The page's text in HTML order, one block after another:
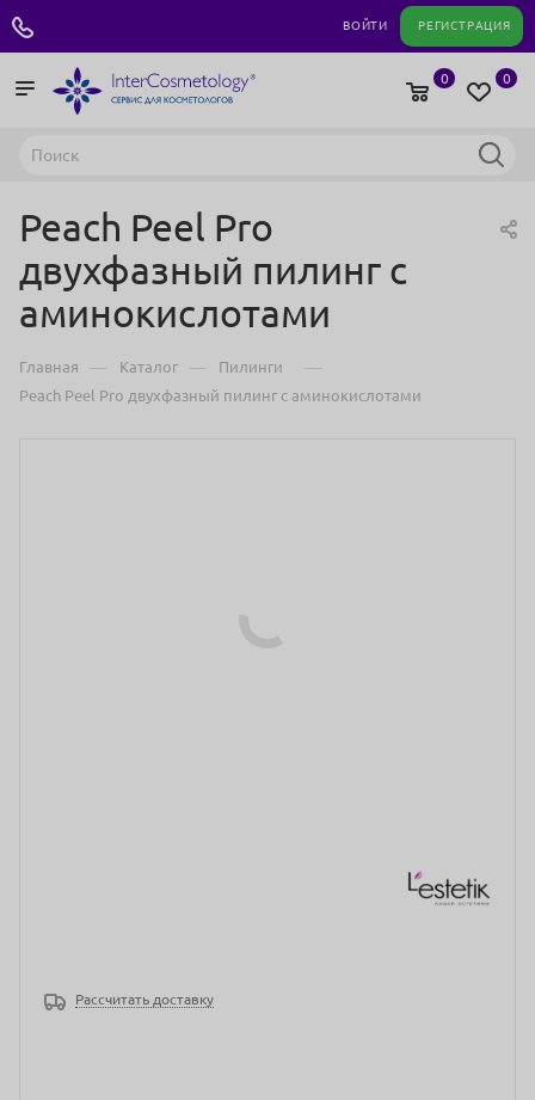
ВОЙТИ РЕГИСТРАЦИЯ
0
0
Peach Peel Pro
двухфазный пилинг с
аминокислотами
Главная — Каталог — Пилинги —
Peach Peel Pro двухфазный пилинг с аминокислотами
Рассчитать доставку